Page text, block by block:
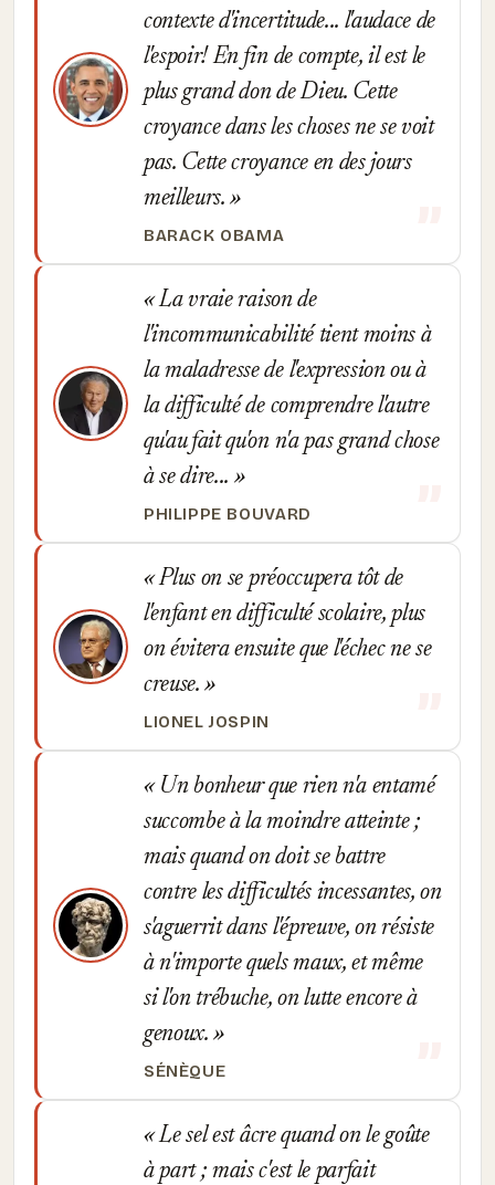
contexte d'incertitude... l'audace de
l'espoir! En fin de compte, il est le
plus grand don de Dieu. Cette
croyance dans les choses ne se voit
pas. Cette croyance en des jours
meilleurs.
BARACK OBAMA
La vraie raison de
l'incommunicabilité tient moins à
la maladresse de l'expression ou à
la difficulté de comprendre l'autre
qu'au fait qu'on n'a pas grand chose
à se dire...
PHILIPPE BOUVARD
Plus on se préoccupera tôt de
l'enfant en difficulté scolaire, plus
on évitera ensuite que l'échec ne se
creuse.
LIONEL JOSPIN
Un bonheur que rien n'a entamé
succombe à la moindre atteinte ;
mais quand on doit se battre
contre les difficultés incessantes, on
s'aguerrit dans l'épreuve, on résiste
à n'importe quels maux, et même
si l'on trébuche, on lutte encore à
genoux.
SÉNÈQUE
Le sel est âcre quand on le goûte
à part ; mais c'est le parfait